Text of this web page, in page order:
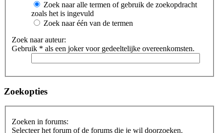
Zoek naar alle termen of gebruik de zoekopdracht
zoals het is ingevuld
Zoek naar één van de termen
Zoek naar auteur:
Gebruik * als een joker voor gedeeltelijke overeenkomsten.
Zoekopties
Zoeken in forums:
Selecteer het forum of de forums die je wil doorzoeken.